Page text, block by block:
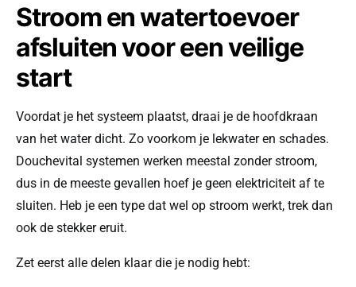
Stroom en watertoevoer
afsluiten voor een veilige
start
Voordat je het systeem plaatst, draai je de hoofdkraan
van het water dicht. Zo voorkom je lekwater en schades.
Douchevital systemen werken meestal zonder stroom,
dus in de meeste gevallen hoef je geen elektriciteit af te
sluiten. Heb je een type dat wel op stroom werkt, trek dan
ook de stekker eruit.
Zet eerst alle delen klaar die je nodig hebt: